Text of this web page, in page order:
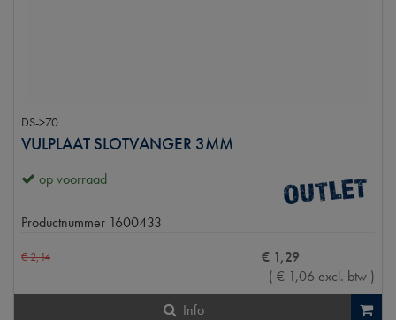
DS->70
VULPLAAT SLOTVANGER 3MM
op voorraad
Productnummer 1600433
€2,14 € 1,29
( € 1,06 excl. btw )
Info